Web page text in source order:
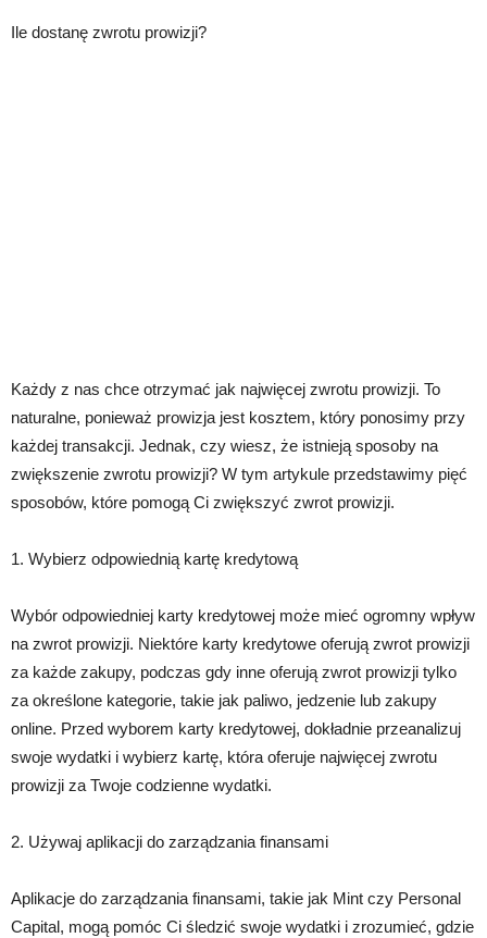
Ile dostanę zwrotu prowizji?
Każdy z nas chce otrzymać jak najwięcej zwrotu prowizji. To
naturalne, ponieważ prowizja jest kosztem, który ponosimy przy
każdej transakcji. Jednak, czy wiesz, że istnieją sposoby na
zwiększenie zwrotu prowizji? W tym artykule przedstawimy pięć
sposobów, które pomogą Ci zwiększyć zwrot prowizji.
1. Wybierz odpowiednią kartę kredytową
Wybór odpowiedniej karty kredytowej może mieć ogromny wpływ
na zwrot prowizji. Niektóre karty kredytowe oferują zwrot prowizji
za każde zakupy, podczas gdy inne oferują zwrot prowizji tylko
za określone kategorie, takie jak paliwo, jedzenie lub zakupy
online. Przed wyborem karty kredytowej, dokładnie przeanalizuj
swoje wydatki i wybierz kartę, która oferuje najwięcej zwrotu
prowizji za Twoje codzienne wydatki.
2. Używaj aplikacji do zarządzania finansami
Aplikacje do zarządzania finansami, takie jak Mint czy Personal
Capital, mogą pomóc Ci śledzić swoje wydatki i zrozumieć, gdzie